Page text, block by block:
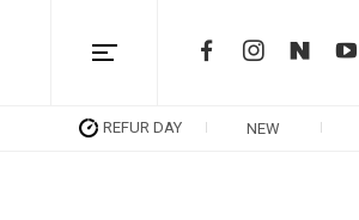
REFUR DAY NEW